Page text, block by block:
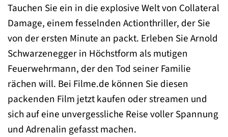
Tauchen Sie ein in die explosive Welt von Collateral
Damage, einem fesselnden Actionthriller, der Sie
von der ersten Minute an packt. Erleben Sie Arnold
Schwarzenegger in Höchstform als mutigen
Feuerwehrmann, der den Tod seiner Familie
rächen will. Bei Filme.de können Sie diesen
packenden Film jetzt kaufen oder streamen und
sich auf eine unvergessliche Reise voller Spannung
und Adrenalin gefasst machen.